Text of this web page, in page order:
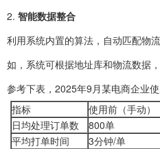
2. 智能数据整合
利用系统内置的算法，自动匹配物
如，系统可根据地址库和物流数据
参考下表，2025年9月某电商企业
指标
使用前（手动）
日均处理订单数
800单
平均打单时间
3分钟/单